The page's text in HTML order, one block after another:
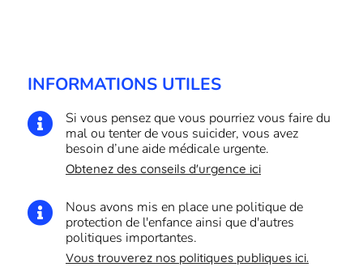
INFORMATIONS UTILES

Si vous pensez que vous pourriez vous faire du
mal ou tenter de vous suicider, vous avez
besoin d’une aide médicale urgente.
Obtenez des conseils d'urgence ici

Nous avons mis en place une politique de
protection de l'enfance ainsi que d'autres
politiques importantes.
Vous trouverez nos politiques publiques ici.